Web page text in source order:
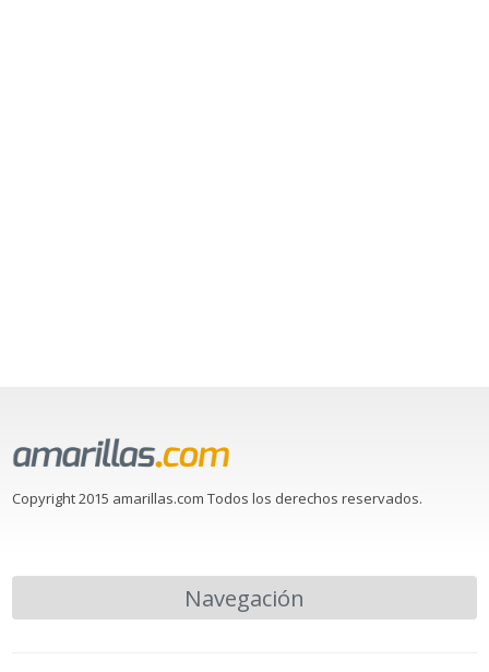
Copyright 2015 amarillas.com Todos los derechos reservados.
Navegación